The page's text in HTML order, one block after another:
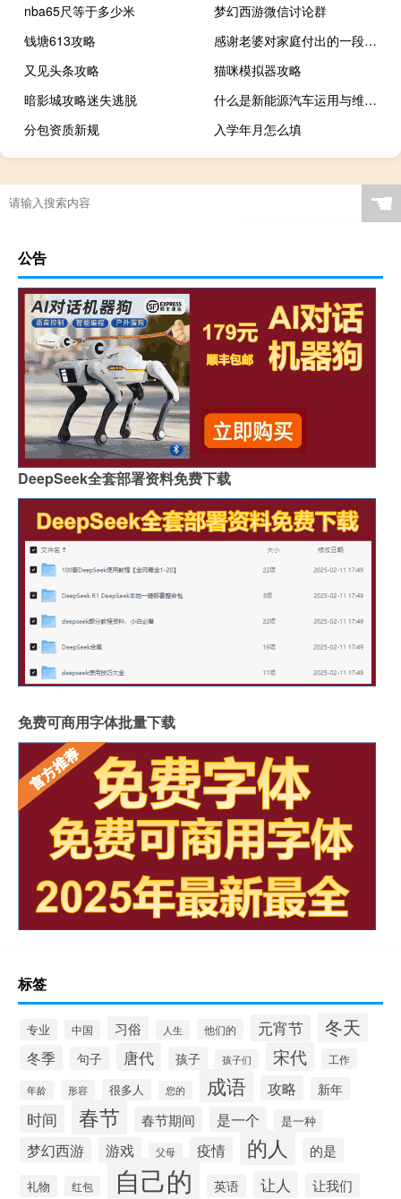
nba65尺等于多少米
梦幻西游微信讨论群
钱塘613攻略
感谢老婆对家庭付出的一段感人话
又见头条攻略
猫咪模拟器攻略
暗影城攻略迷失逃脱
什么是新能源汽车运用与维修专业
分包资质新规
入学年月怎么填
☚
公告
DeepSeek全套部署资料免费下载
免费可商用字体批量下载
标签
专业 中国 习俗 人生 他们的 元宵节 冬天
冬季 句子 唐代 孩子 孩子们 宋代 工作
年龄 形容 很多人 您的 成语 攻略 新年
时间 春节 春节期间 是一个 是一种
梦幻西游 游戏 父母 疫情 的人 的是
礼物 红包 自己的 英语 让人 让我们